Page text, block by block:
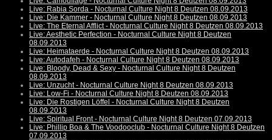
Live: Rabia Sorda - Nocturnal Culture Night 8 Deutzen 08.09.2013
Live: Die Kammer - Nocturnal Culture Night 8 Deutzen 08.09.2013
Live: The Eternal Afflict - Nocturnal Culture Night 8 Deutzen 08.09.2013
Live: Aesthetic Perfection - Nocturnal Culture Night 8 Deutzen
08.09.2013
Live: Heimataerde - Nocturnal Culture Night 8 Deutzen 08.09.2013
Live: Autodafeh - Nocturnal Culture Night 8 Deutzen 08.09.2013
Live: Bloody, Dead & Sexy - Nocturnal Culture Night 8 Deutzen
08.09.2013
Live: Unzucht - Nocturnal Culture Night 8 Deutzen 08.09.2013
Live: Low-Fi - Nocturnal Culture Night 8 Deutzen 08.09.2013
Live: Die Rostigen Löffel - Nocturnal Culture Night 8 Deutzen
08.09.2013
Live: Spiritual Front - Nocturnal Culture Night 8 Deutzen 07.09.2013
Live: Phillip Boa & The Voodooclub - Nocturnal Culture Night 8 Deutzen
07.09.2013